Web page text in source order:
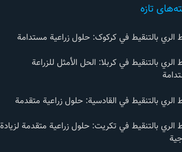
تازه
الري بالتنقيط في کرکوک: حلول زراعية مستدامة
بالتنقيط في كربلا: الحل الأمثل للزراعة
الري بالتنقيط في القادسية: حلول زراعية متقدمة
الري بالتنقيط في تكريت: حلول زراعية متقدمة لزيادة